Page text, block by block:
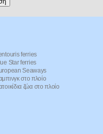
ferries
Star ferries
Seaways
στο πλοίο
ζώα στο πλοίο